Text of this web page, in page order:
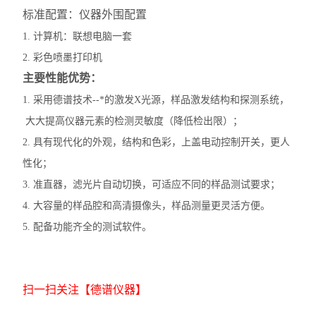
标准配置：仪器外围配置
1. 计算机：联想电脑一套
2. 彩色喷墨打印机
​主要性能优势：
1. 采用德谱技术--*的激发X光源，样品激发结构和探测系统，
大大提高仪器元素的检测灵敏度（降低检出限）；
2. 具有现代化的外观，结构和色彩，上盖电动控制开关，更人
性化；
3. 准直器，滤光片自动切换，可适应不同的样品测试要求；
4. 大容量的样品腔和高清摄像头，样品测量更灵活方便。
5. 配备功能齐全的测试软件。
扫一扫关注【德谱仪器】